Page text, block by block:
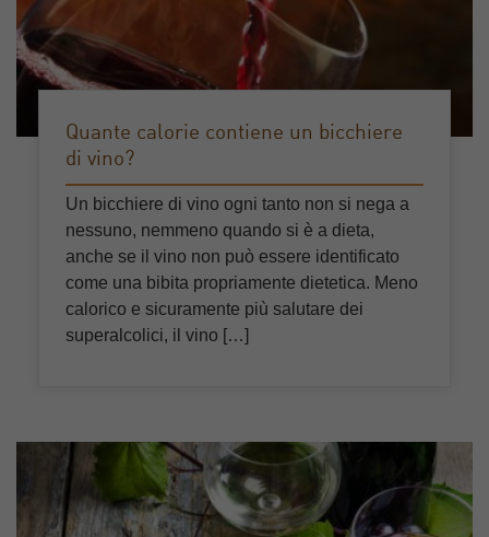
Quante calorie contiene un bicchiere
di vino?
Un bicchiere di vino ogni tanto non si nega a
nessuno, nemmeno quando si è a dieta,
anche se il vino non può essere identificato
come una bibita propriamente dietetica. Meno
calorico e sicuramente più salutare dei
superalcolici, il vino […]